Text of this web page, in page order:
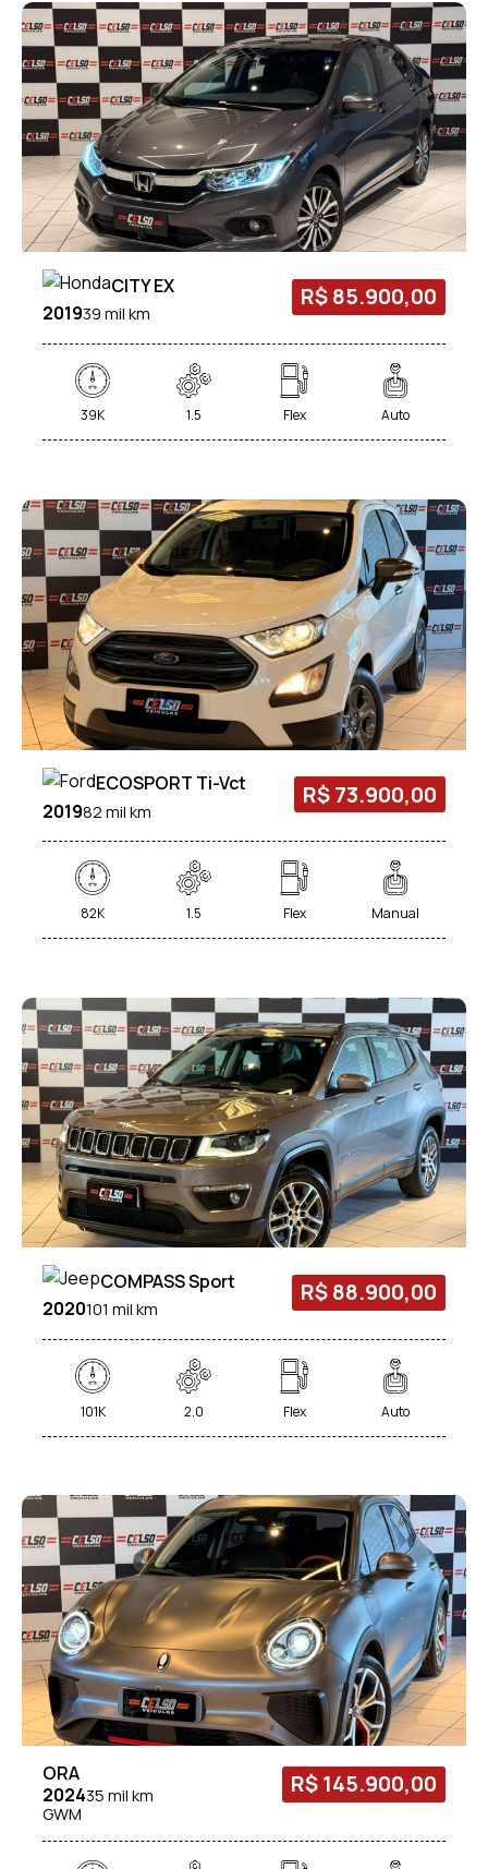
R$ 85.900,00
CITY EX
201939 mil km
39K 1.5 Flex Auto
R$ 73.900,00
ECOSPORT Ti-Vct
201982 mil km
82K 1.5 Flex Manual
R$ 88.900,00
COMPASS Sport
2020101 mil km
101K 2.0 Flex Auto
R$ 145.900,00
GWM
ORA
202435 mil km